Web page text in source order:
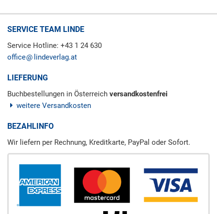
SERVICE TEAM LINDE
Service Hotline: +43 1 24 630
office
lindeverlag.at
LIEFERUNG
Buchbestellungen in Österreich versandkostenfrei
weitere Versandkosten
BEZAHLINFO
Wir liefern per Rechnung, Kreditkarte, PayPal oder Sofort.